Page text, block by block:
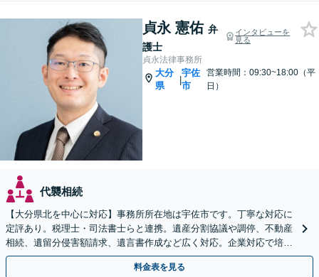
貞永 憲佑 弁
護士
インタビューを
見る
貞永法律事務所
大分
県
|
宇佐
市
営業時間：09:30~18:00（平
日）
代襲相続
【大分県北を中心に対応】事務所所在地は宇佐市です。丁寧な対応に
定評あり。税理士・司法書士らと連携。遺産分割協議や調停、不動産
相続、遺留分侵害額請求、遺言書作成など広く対応。企業対応で培っ
た根回し・交渉力で円滑な解決を全力でサポートいたします
料金表を見る